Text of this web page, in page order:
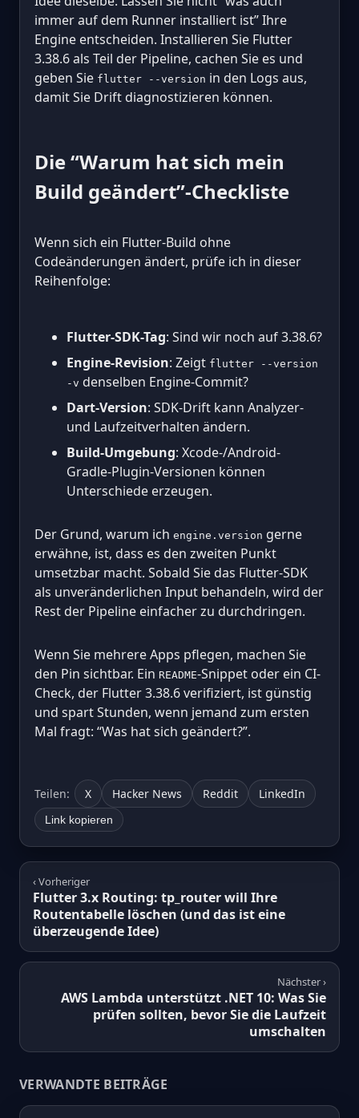
immer auf dem Runner installiert ist” Ihre
Engine entscheiden. Installieren Sie Flutter
3.38.6 als Teil der Pipeline, cachen Sie es und
geben Sie flutter --version in den Logs aus,
damit Sie Drift diagnostizieren können.
Die “Warum hat sich mein
Build geändert”-Checkliste
Wenn sich ein Flutter-Build ohne
Codeänderungen ändert, prüfe ich in dieser
Reihenfolge:
Flutter-SDK-Tag: Sind wir noch auf 3.38.6?
Engine-Revision: Zeigt flutter --version
-v denselben Engine-Commit?
Dart-Version: SDK-Drift kann Analyzer-
und Laufzeitverhalten ändern.
Build-Umgebung: Xcode-/Android-
Gradle-Plugin-Versionen können
Unterschiede erzeugen.
Der Grund, warum ich engine.version gerne
erwähne, ist, dass es den zweiten Punkt
umsetzbar macht. Sobald Sie das Flutter-SDK
als unveränderlichen Input behandeln, wird der
Rest der Pipeline einfacher zu durchdringen.
Wenn Sie mehrere Apps pflegen, machen Sie
den Pin sichtbar. Ein README-Snippet oder ein CI-
Check, der Flutter 3.38.6 verifiziert, ist günstig
und spart Stunden, wenn jemand zum ersten
Mal fragt: “Was hat sich geändert?”.
Teilen: X Hacker News Reddit LinkedIn
Link kopieren
‹ Vorheriger
Flutter 3.x Routing: tp_router will Ihre
Routentabelle löschen (und das ist eine
überzeugende Idee)
Nächster ›
AWS Lambda unterstützt .NET 10: Was Sie
prüfen sollten, bevor Sie die Laufzeit
umschalten
VERWANDTE BEITRÄGE